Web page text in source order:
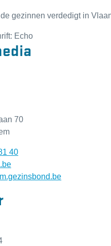
gezinnen verdedigt in
Echo
Ichtegem
70
40